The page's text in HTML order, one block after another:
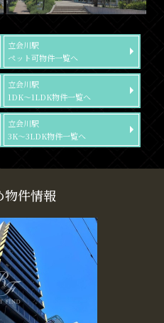
立会川駅
ペット可物件一覧へ
立会川駅
1DK～1LDK物件一覧へ
立会川駅
3K～3LDK物件一覧へ
物件情報